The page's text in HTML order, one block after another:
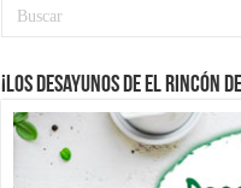
¡Los desayunos de El Rincón